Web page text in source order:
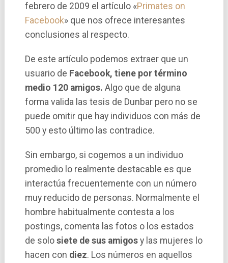
febrero de 2009 el artí­culo «Primates on
Facebook» que nos ofrece interesantes
conclusiones al respecto.
De este artí­culo podemos extraer que un
usuario de Facebook, tiene por término
medio 120 amigos. Algo que de alguna
forma valida las tesis de Dunbar pero no se
puede omitir que hay individuos con más de
500 y esto último las contradice.
Sin embargo, si cogemos a un individuo
promedio lo realmente destacable es que
interactúa frecuentemente con un número
muy reducido de personas. Normalmente el
hombre habitualmente contesta a los
postings, comenta las fotos o los estados
de solo siete de sus amigosy las mujeres lo
hacen con diez. Los números en aquellos